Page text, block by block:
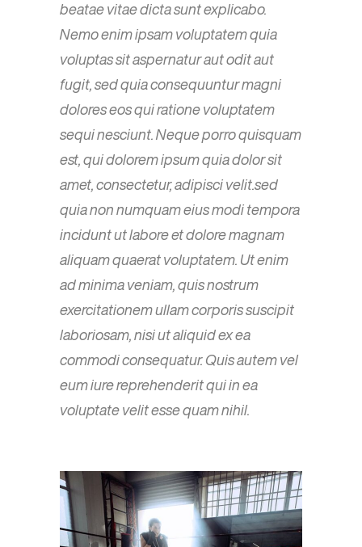
beatae vitae dicta sunt explicabo.
Nemo enim ipsam voluptatem quia
voluptas sit aspernatur aut odit aut
fugit, sed quia consequuntur magni
dolores eos qui ratione voluptatem
sequi nesciunt. Neque porro quisquam
est, qui dolorem ipsum quia dolor sit
amet, consectetur, adipisci velit.sed
quia non numquam eius modi tempora
incidunt ut labore et dolore magnam
aliquam quaerat voluptatem. Ut enim
ad minima veniam, quis nostrum
exercitationem ullam corporis suscipit
laboriosam, nisi ut aliquid ex ea
commodi consequatur. Quis autem vel
eum iure reprehenderit qui in ea
voluptate velit esse quam nihil.